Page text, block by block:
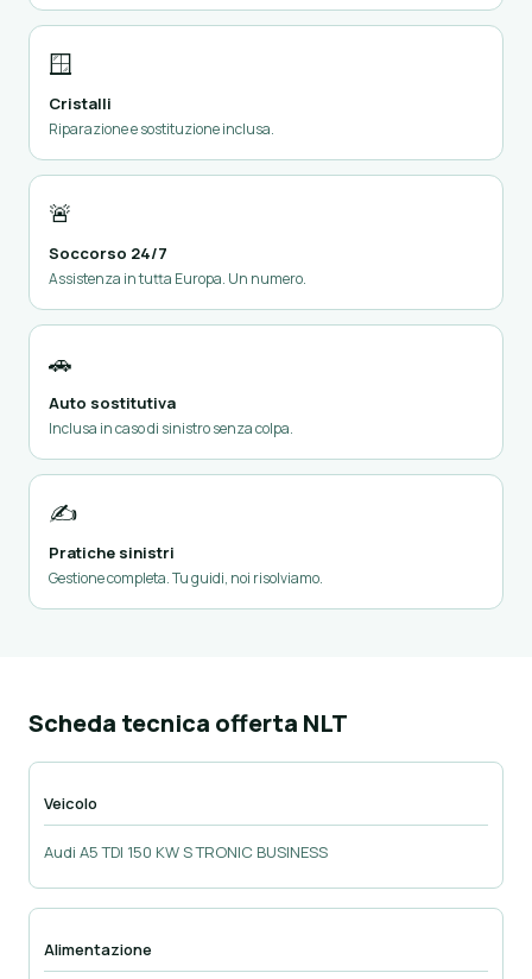
🪟
Cristalli
Riparazione e sostituzione inclusa.
🚨
Soccorso 24/7
Assistenza in tutta Europa. Un numero.
🚗
Auto sostitutiva
Inclusa in caso di sinistro senza colpa.
✍️
Pratiche sinistri
Gestione completa. Tu guidi, noi risolviamo.
Scheda tecnica offerta NLT
Veicolo
Audi A5 TDI 150 KW S TRONIC BUSINESS
Alimentazione